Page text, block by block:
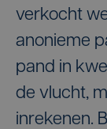
verkocht
anonieme
pand in
de vlucht,
inrekenen.